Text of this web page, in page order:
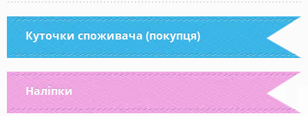
Куточки споживача (покупця)
Наліпки